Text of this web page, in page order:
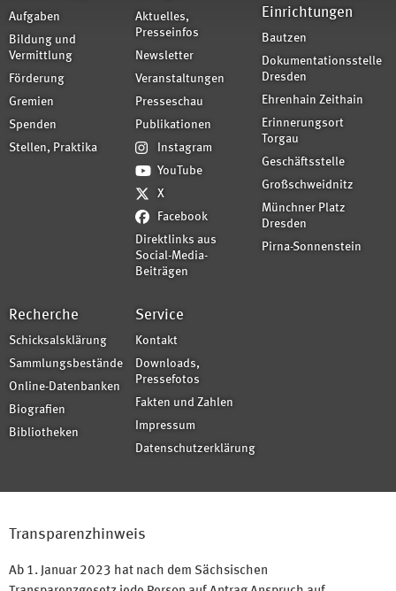
Aufgaben
Bildung und
Vermittlung
Förderung
Gremien
Spenden
Stellen, Praktika
Aktuelles,
Presseinfos
Newsletter
Veranstaltungen
Presseschau
Publikationen
Instagram
YouTube
X
Facebook
Direktlinks aus
Social-Media-
Beiträgen
Einrichtungen
Bautzen
Dokumentationsstelle
Dresden
Ehrenhain Zeithain
Erinnerungsort
Torgau
Geschäftsstelle
Großschweidnitz
Münchner Platz
Dresden
Pirna-Sonnenstein
Recherche
Schicksalsklärung
Sammlungsbestände
Online-Datenbanken
Biografien
Bibliotheken
Service
Kontakt
Downloads,
Pressefotos
Fakten und Zahlen
Impressum
Datenschutzerklärung
Transparenzhinweis
Ab 1. Januar 2023 hat nach dem Sächsischen